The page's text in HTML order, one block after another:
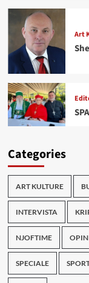
Art
Categories
ART KULTURE
INTERVISTA
NJOFTIME
SPECIALE